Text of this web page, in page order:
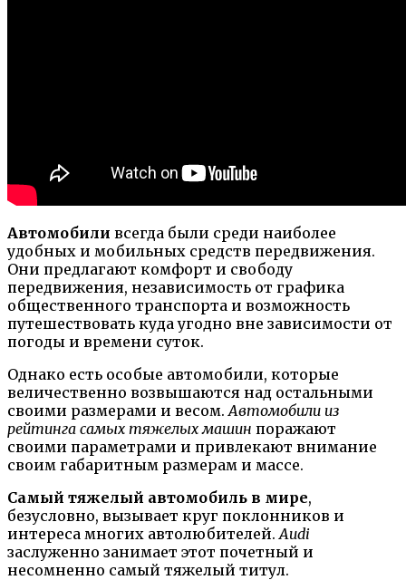
Автомобили всегда были среди наиболее
удобных и мобильных средств передвижения.
Они предлагают комфорт и свободу
передвижения, независимость от графика
общественного транспорта и возможность
путешествовать куда угодно вне зависимости от
погоды и времени суток.
Однако есть особые автомобили, которые
величественно возвышаются над остальными
своими размерами и весом. Автомобили из
рейтинга самых тяжелых машин поражают
своими параметрами и привлекают внимание
своим габаритным размерам и массе.
Самый тяжелый автомобиль в мире,
безусловно, вызывает круг поклонников и
интереса многих автолюбителей. Audi
заслуженно занимает этот почетный и
несомненно самый тяжелый титул.